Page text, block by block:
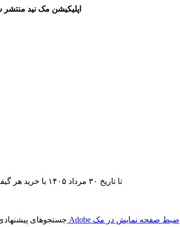
اپلیکیشن مک نید
تا تاریخ ۳۰ مرداد ۱۴۰۵ با خرید هر گیفت‌کارت، ۲۰ درصد تخفیف اشتراک اپ‌استور مک نید را دریافت کنید.
جستجوهای
ضبط صفحه نمایش در مک